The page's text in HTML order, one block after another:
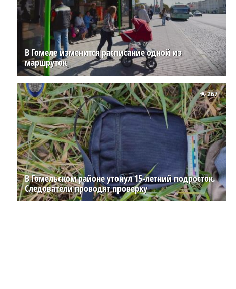
В Гомеле изменится расписание одной из
маршруток
В Гомельском районе утонул 15-летний подросток.
Следователи проводят проверку
267